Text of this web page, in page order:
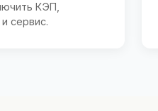
КЭП,
сервис.